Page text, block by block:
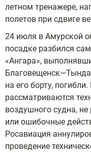
летном тренажере,
полетов при сдвиге
24 июля в Амурской
посадке разбился
«Ангара»,
на его борту,
рассматриваются
воздушного судна,
или ошибочные
Росавиация
проведение